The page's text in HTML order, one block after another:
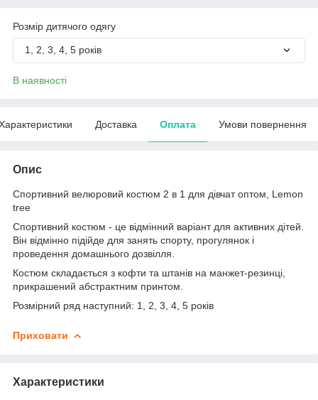
Розмір дитячого одягу
1, 2, 3, 4, 5 років
В наявності
Доставка Оплата Умови повернення
Опис
Спортивний велюровий костюм 2 в 1 для дівчат оптом, Lemon
tree
Спортивний костюм - це відмінний варіант для активних дітей.
Він відмінно підійде для занять спорту, прогулянок і
проведення домашнього дозвілля.
Костюм складається з кофти та штанів на манжет-резинці,
прикрашений абстрактним принтом.
Розмірний ряд наступний: 1, 2, 3, 4, 5 років
Приховати
Характеристики